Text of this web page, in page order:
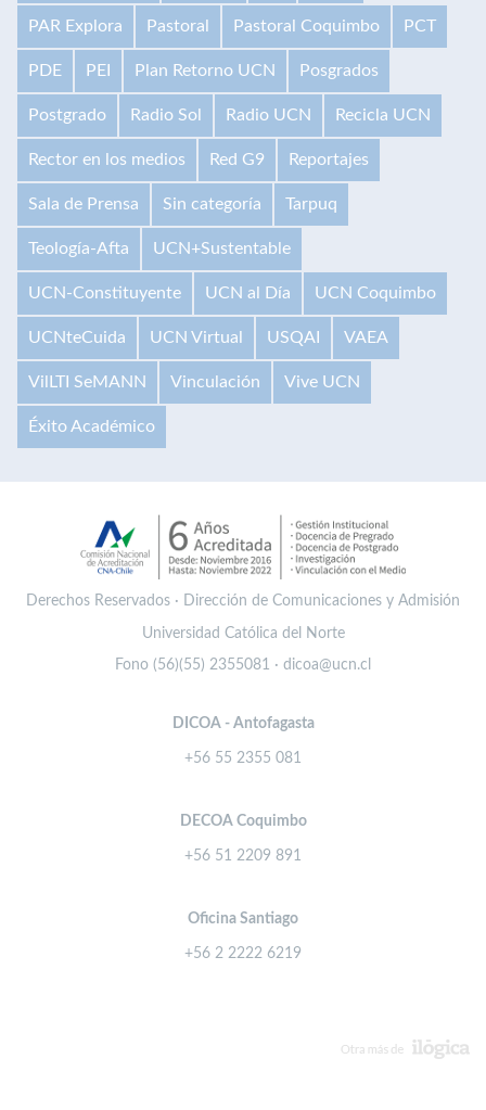
PAR Explora Pastoral Pastoral Coquimbo PCT
PDE PEI Plan Retorno UCN Posgrados
Postgrado Radio Sol Radio UCN Recicla UCN
Rector en los medios Red G9 Reportajes
Sala de Prensa Sin categoría Tarpuq
Teología-Afta UCN+Sustentable
UCN-Constituyente UCN al Día UCN Coquimbo
UCNteCuida UCN Virtual USQAI VAEA
VilLTI SeMANN Vinculación Vive UCN
Éxito Académico
Derechos Reservados · Dirección de Comunicaciones y Admisión
Universidad Católica del Norte
Fono (56)(55) 2355081 · dicoa@ucn.cl
DICOA - Antofagasta
+56 55 2355 081
DECOA Coquimbo
+56 51 2209 891
Oficina Santiago
+56 2 2222 6219